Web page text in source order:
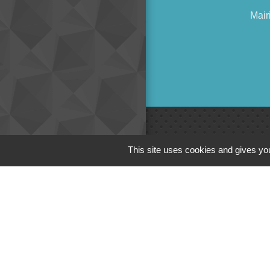
Liens
This site uses cookies and gives